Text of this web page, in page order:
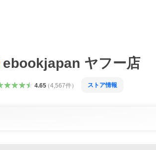
ebookjapan ヤフー店
4.65（4,567件） ストア情報